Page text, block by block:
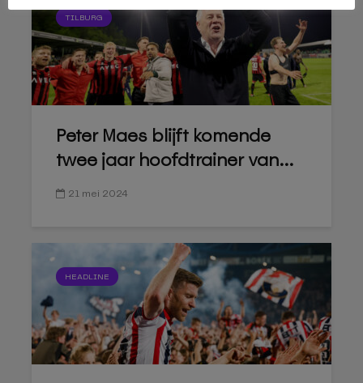
TILBURG
Peter Maes blijft komende
twee jaar hoofdtrainer van...
21 mei 2024
HEADLINE